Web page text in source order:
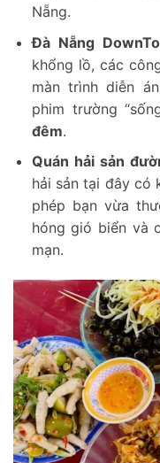
Nẵng.
Đà Nẵng
khổng lồ, các
màn trình diễn
phim trường
đêm.
Quán hải sản
hải sản tại đây có
phép bạn vừa
hóng gió biển và
mạn.